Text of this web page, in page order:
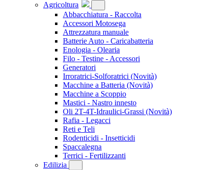
Agricoltura
Abbacchiatura - Raccolta
Accessori Motosega
Attrezzatura manuale
Batterie Auto - Caricabatteria
Enologia - Olearia
Filo - Testine - Accessori
Generatori
Irroratrici-Solforatrici (Novità)
Macchine a Batteria (Novità)
Macchine a Scoppio
Mastici - Nastro innesto
Oli 2T-4T-Idraulici-Grassi (Novità)
Rafia - Legacci
Reti e Teli
Rodenticidi - Insetticidi
Spaccalegna
Terrici - Fertilizzanti
Edilizia